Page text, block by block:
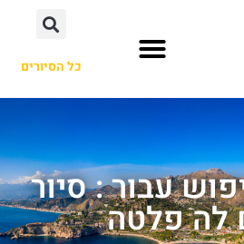
כל הסיורים
עבור : סיור
לה פלטה